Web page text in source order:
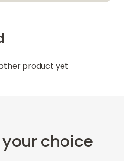
product yet
choice